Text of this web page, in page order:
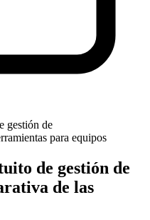
gestión de
para equipos
de gestión de
de las